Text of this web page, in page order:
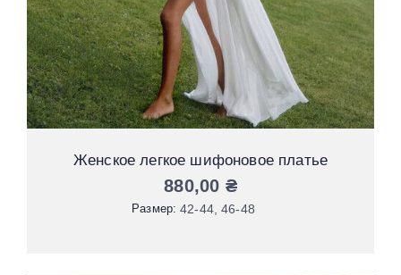
Женское легкое шифоновое платье
880,00 ₴
Размер: 42-44 46-48